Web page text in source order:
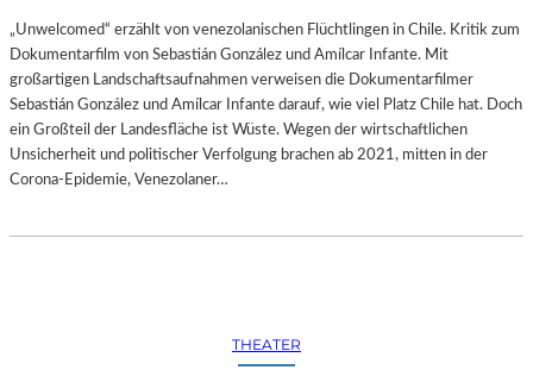
„Unwelcomed“ erzählt von venezolanischen Flüchtlingen in Chile. Kritik zum
Dokumentarfilm von Sebastián González und Amílcar Infante. Mit
großartigen Landschaftsaufnahmen verweisen die Dokumentarfilmer
Sebastián González und Amílcar Infante darauf, wie viel Platz Chile hat. Doch
ein Großteil der Landesfläche ist Wüste. Wegen der wirtschaftlichen
Unsicherheit und politischer Verfolgung brachen ab 2021, mitten in der
Corona-Epidemie, Venezolaner…
THEATER